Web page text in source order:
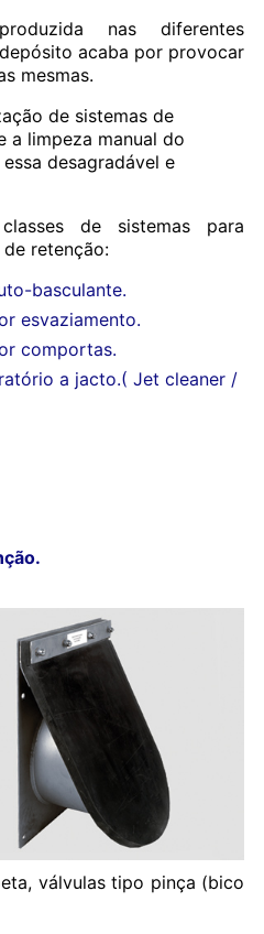
nas diferentes
acaba por provocar
mesmas.
de sistemas de
a limpeza manual do
desagradável e
de sistemas para
retenção:
basculante.
esvaziamento.
comportas.
a jacto.( Jet cleaner /
válvulas tipo pinça (bico